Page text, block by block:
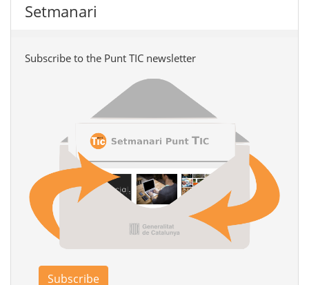
Setmanari
Subscribe to the Punt TIC newsletter
Subscribe